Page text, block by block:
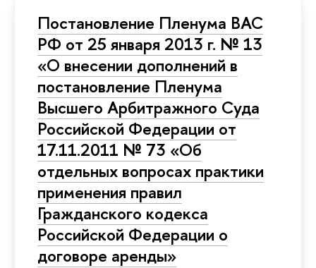
Постановление Пленума ВАС
РФ от 25 января 2013 г. № 13
«О внесении дополнений в
постановление Пленума
Высшего Арбитражного Суда
Российской Федерации от
17.11.2011 № 73 «Об
отдельных вопросах практики
применения правил
Гражданского кодекса
Российской Федерации о
договоре аренды»